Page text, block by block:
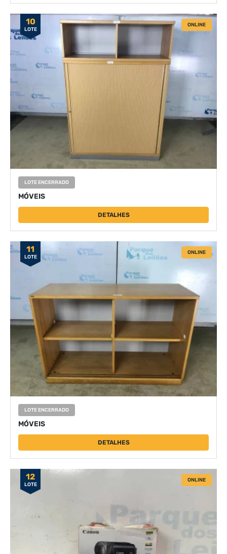
10
LOTE
ONLINE
LOTE ENCERRADO
MÓVEIS
DETALHES
11
LOTE
ONLINE
LOTE ENCERRADO
MÓVEIS
DETALHES
12
LOTE
ONLINE